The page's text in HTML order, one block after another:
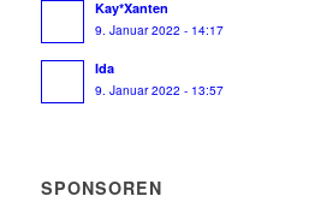
Kay*Xanten
9. Januar 2022 - 14:17
Ida
9. Januar 2022 - 13:57
SPONSOREN